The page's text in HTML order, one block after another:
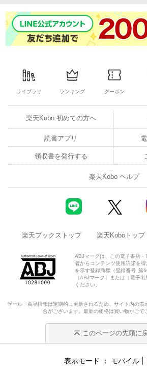
１ コルセットの役割をする腹斜筋
２ サイドクランチのやり方
１ アンタイ・ローテーション
■８章 体幹の深部に眠れる神秘の筋肉、
と鍛えるメリット
１ 人体の奥底にある見えない筋肉。大腰
２ 大腰筋を鍛えるメリット
４ 大腰筋は見えないけども侮れない
チ方法
１ 腹筋の構造〜腹直筋・腹斜筋について
２ 腹筋のストレッチ方法
■10章 腰を痛めない腹筋の鍛え方〜腰を
点
１ 腹筋を鍛えている最中に腰を痛めてし
ライブラリ ランキング クーポン
楽天Kobo 初めての方へ
読書アプリ
領収書を発行する
楽天Kobo ヘルプ
楽天ブックストップ 楽天Koboトップ
ABJマークは、この電子書店
者からコンテンツ使用許諾を
を示す登録商標（登録番号 第
［ABJマーク］または［電子
ください。
セール・商品情報は定期的に更新されるため、サイト内の表
合がございます。最新の価格は買い物かごで
このページの先頭に
表示モード モバイル